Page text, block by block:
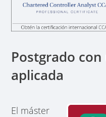
Postgrado
aplicada
El máster